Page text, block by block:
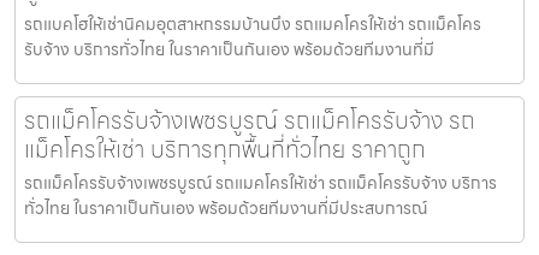
รถแบคโฮให้เช่านิคมอุตสาหกรรมบ้านบึง รถแมคโครให้เช่า รถแม็คโคร
รับจ้าง บริการทั่วไทย ในราคาเป็นกันเอง พร้อมด้วยทีมงานที่มี
รถแม็คโครรับจ้างเพชรบูรณ์ รถแม็คโครรับจ้าง รถ
แม็คโครให้เช่า บริการทุกพื้นที่ทั่วไทย ราคาถูก
รถแม็คโครรับจ้างเพชรบูรณ์ รถแมคโครให้เช่า รถแม็คโครรับจ้าง บริการ
ทั่วไทย ในราคาเป็นกันเอง พร้อมด้วยทีมงานที่มีประสบการณ์